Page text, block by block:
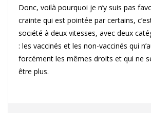
Donc, voilà pourquoi je n’y suis pas
crainte qui est pointée par certains,
société à deux vitesses, avec deux
: les vaccinés et les non-vaccinés qui
forcément les mêmes droits et qui ne
être plus.